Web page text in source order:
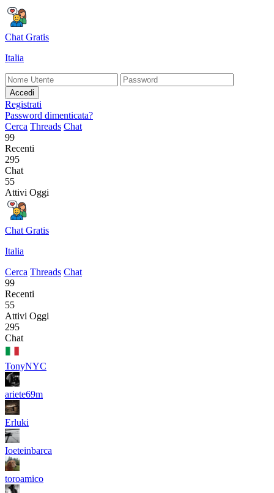
Chat Gratis
Italia
Accedi
Registrati
Password dimenticata?
Cerca Threads Chat
99
Recenti
295
Chat
55
Attivi Oggi
Chat Gratis
Italia
Cerca Threads Chat
99
Recenti
55
Attivi Oggi
295
Chat
TonyNYC
ariete69m
Erluki
Ioeteinbarca
toroamico